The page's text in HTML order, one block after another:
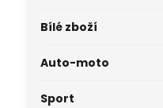
Bílé zboží
Auto-moto
Sport